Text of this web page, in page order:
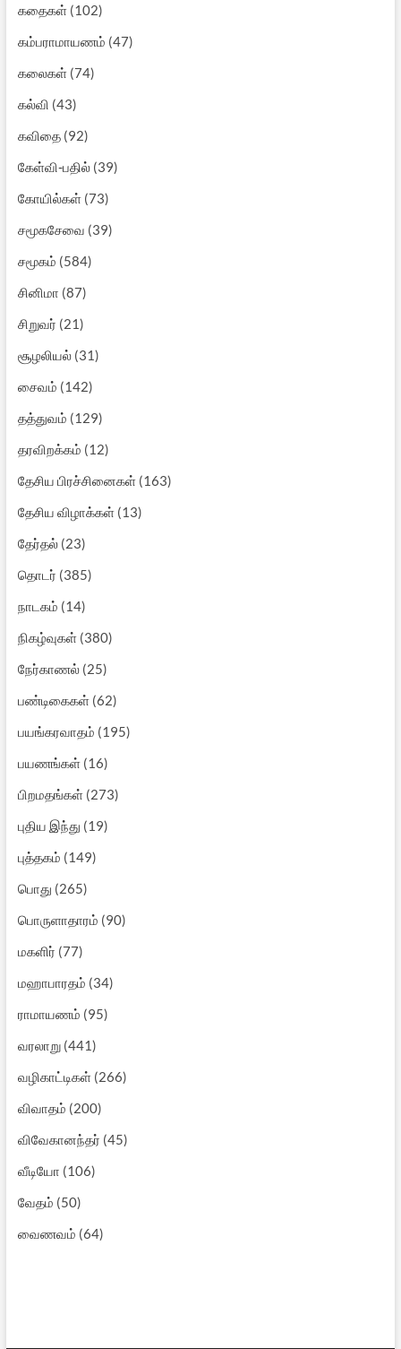
கதைகள்(102)
கம்பராமாயணம் (47)
கலைகள்(74)
கல்வி (43)
கவிதை(92)
கேள்வி-பதில்(39)
கோயில்கள்(73)
சமூகசேவை (39)
சமூகம் (584)
சினிமா (87)
சிறுவர் (21)
சூழலியல்(31)
சைவம் (142)
தத்துவம் (129)
தரவிறக்கம் (12)
தேசிய பிரச்சினைகள்(163)
தேசிய விழாக்கள்(13)
தேர்தல்(23)
தொடர் (385)
நாடகம் (14)
நிகழ்வுகள்(380)
நேர்காணல்(25)
பண்டிகைகள்(62)
பயங்கரவாதம் (195)
பயணங்கள்(16)
பிறமதங்கள்(273)
புதிய இந்து (19)
புத்தகம் (149)
பொது (265)
பொருளாதாரம் (90)
மகளிர் (77)
மஹாபாரதம் (34)
ராமாயணம் (95)
வரலாறு(441)
வழிகாட்டிகள்(266)
விவாதம் (200)
விவேகானந்தர் (45)
வீடியோ (106)
வேதம் (50)
வைணவம் (64)